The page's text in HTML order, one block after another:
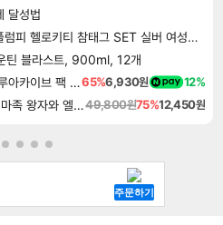
달성법
헬로키티 참태그 SET 실버 여성용 쪼리
틴 블라스트, 900ml, 12개
디제이맥스 리스펙트 V 블루아카이브 팩 DJMAX RESPECT V Blue Archive Pack DLC65%6,930원 12%
드래곤 퀘스트 몬스터즈 3 마족 왕자와 엘프의 여행 Dragon Quest Monsters The Dark Prince49,800원75%12,450원